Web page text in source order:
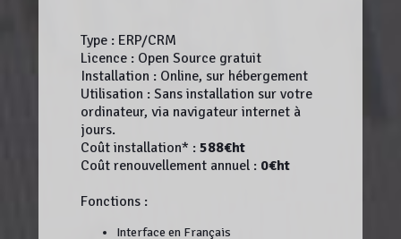
Type : ERP/CRM
Licence : Open Source gratuit
Installation : Online, sur hébergement
Utilisation : Sans installation sur votre
ordinateur, via navigateur internet à
jours.
Coût installation* : 588€ht
Coût renouvellement annuel : 0€ht
Fonctions :
Interface en Français